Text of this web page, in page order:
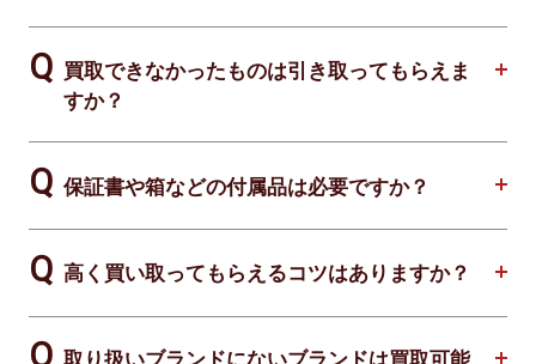
買取できなかったものは引き取ってもらえま
すか？
保証書や箱などの付属品は必要ですか？
高く買い取ってもらえるコツはありますか？